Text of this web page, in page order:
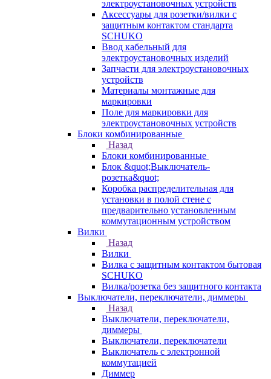
электроустановочных устройств
Аксессуары для розетки/вилки с
защитным контактом стандарта
SCHUKO
Ввод кабельный для
электроустановочных изделий
Запчасти для электроустановочных
устройств
Материалы монтажные для
маркировки
Поле для маркировки для
электроустановочных устройств
Блоки комбинированные
Назад
Блоки комбинированные
Блок &quot;Выключатель-
розетка&quot;
Коробка распределительная для
установки в полой стене с
предварительно установленным
коммутационным устройством
Вилки
Назад
Вилки
Вилка с защитным контактом бытовая
SCHUKO
Вилка/розетка без защитного контакта
Выключатели, переключатели, диммеры
Назад
Выключатели, переключатели,
диммеры
Выключатели, переключатели
Выключатель с электронной
коммутацией
Диммер